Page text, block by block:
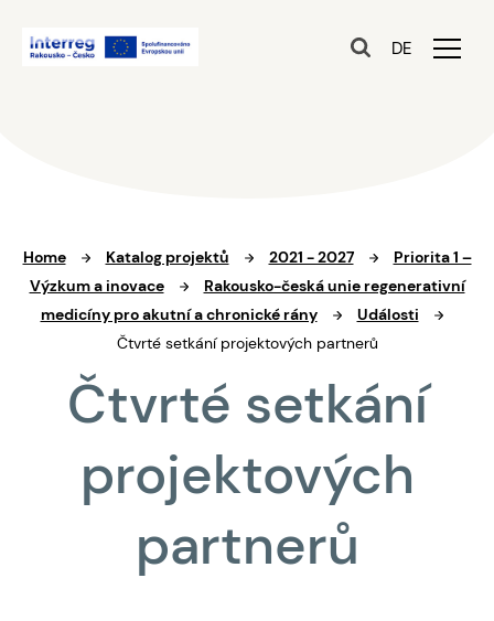
DE
Home Katalog projektů 2021 - 2027
Priorita 1 –
Výzkum a inovace
Rakousko-česká unie regenerativní
medicíny pro akutní a chronické rány
Události
Čtvrté setkání projektových partnerů
Čtvrté setkání
projektových
partnerů